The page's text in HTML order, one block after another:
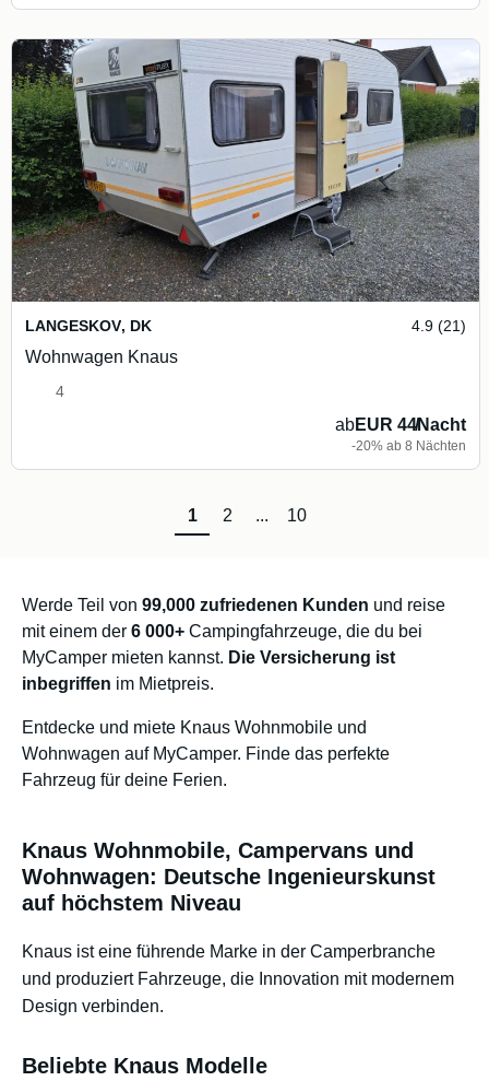
LANGESKOV, DK 4.9 (21)
Wohnwagen Knaus
4
abEUR 44/Nacht
-20% ab 8 Nächten
1 2 ... 10
Werde Teil von 99,000 zufriedenen Kunden und reise
mit einem der 6 000+ Campingfahrzeuge, die du bei
MyCamper mieten kannst. Die Versicherung ist
inbegriffen im Mietpreis.
Entdecke und miete Knaus Wohnmobile und
Wohnwagen auf MyCamper. Finde das perfekte
Fahrzeug für deine Ferien.
Knaus Wohnmobile, Campervans und
Wohnwagen: Deutsche Ingenieurskunst
auf höchstem Niveau
Knaus ist eine führende Marke in der Camperbranche
und produziert Fahrzeuge, die Innovation mit modernem
Design verbinden.
Beliebte Knaus Modelle